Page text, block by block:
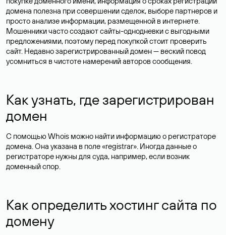
домена полезна при совершении сделок, выборе партнеров и
просто анализе информации, размещенной в интернете.
Мошенники часто создают сайты-однодневки с выгодными
предложениями, поэтому перед покупкой стоит проверить
сайт. Недавно зарегистрированный домен — веский повод
усомниться в чистоте намерений авторов сообщения.
Как узнать, где зарегистрирован
домен
С помощью Whois можно найти информацию о регистраторе
домена. Она указана в поле «registrar». Иногда данные о
регистраторе нужны для суда, например, если возник
доменный спор.
Как определить хостинг сайта по
домену